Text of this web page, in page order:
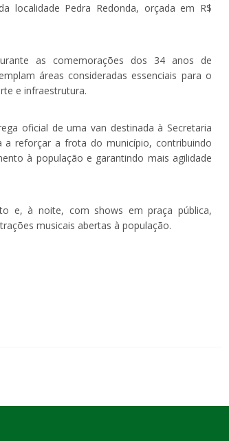
localidade Pedra Redonda, orçada em R$
as comemorações dos 34 anos de
áreas consideradas essenciais para o
e infraestrutura.
oficial de uma van destinada à Secretaria
a reforçar a frota do município, contribuindo
à população e garantindo mais agilidade
e, à noite, com shows em praça pública,
musicais abertas à população.